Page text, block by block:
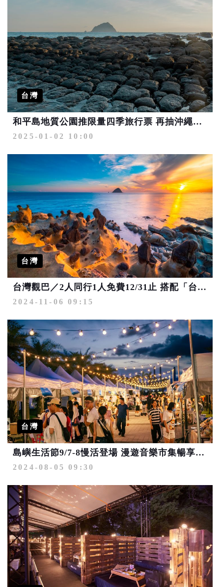
台灣
和平島地質公園推限量四季旅行票 再抽沖繩來回機票
2025-01-02 10:00
台灣
台灣觀巴／2人同行1人免費12/31止 搭配「台灣觀光100亮點」精緻小團旅遊最划算！
2024-11-06 09:15
台灣
島嶼生活節9/7-8慢活登場 漫遊音樂市集暢享海風沙灘
2024-08-05 09:30